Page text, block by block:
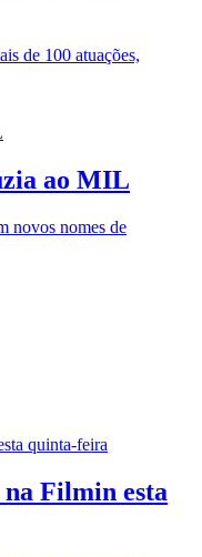
de 100 atuações,
ao MIL
novos nomes de
Filmin esta